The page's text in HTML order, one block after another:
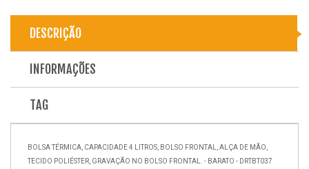
DESCRIÇÃO
INFORMAÇÕES
TAG
BOLSA TÉRMICA, CAPACIDADE 4 LITROS, BOLSO FRONTAL, ALÇA DE MÃO,
TECIDO POLIÉSTER, GRAVAÇÃO NO BOLSO FRONTAL. - BARATO - DRTBT037